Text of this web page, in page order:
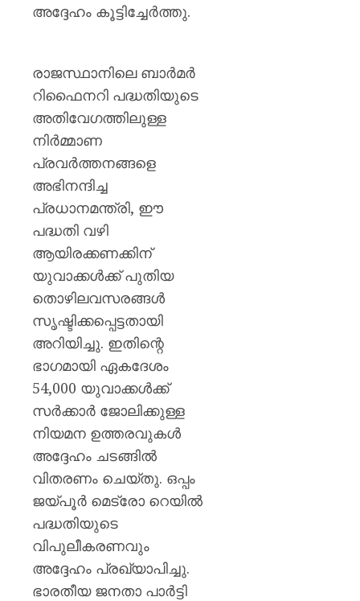
അദ്ദേഹം കൂട്ടിച്ചേർത്തു.
രാജസ്ഥാനിലെ ബാർമർ
റിഫൈനറി പദ്ധതിയുടെ
അതിവേഗത്തിലുള്ള
നിർമ്മാണ
പ്രവർത്തനങ്ങളെ
അഭിനന്ദിച്ച
പ്രധാനമന്ത്രി, ഈ
പദ്ധതി വഴി
ആയിരക്കണക്കിന്
യുവാക്കൾക്ക് പുതിയ
തൊഴിലവസരങ്ങൾ
സൃഷ്ടിക്കപ്പെട്ടതായി
അറിയിച്ചു. ഇതിന്റെ
ഭാഗമായി ഏകദേശം
54,000 യുവാക്കൾക്ക്
സർക്കാർ ജോലിക്കുള്ള
നിയമന ഉത്തരവുകൾ
അദ്ദേഹം ചടങ്ങിൽ
വിതരണം ചെയ്തു. ഒപ്പം
ജയ്പൂർ മെട്രോ റെയിൽ
പദ്ധതിയുടെ
വിപുലീകരണവും
അദ്ദേഹം പ്രഖ്യാപിച്ചു.
ഭാരതീയ ജനതാ പാർട്ടി